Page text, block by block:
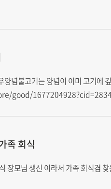
양념불고기는 양념이 이미 고기에
good/
족 회식
장모님 생신 이라서 가족 회식겸